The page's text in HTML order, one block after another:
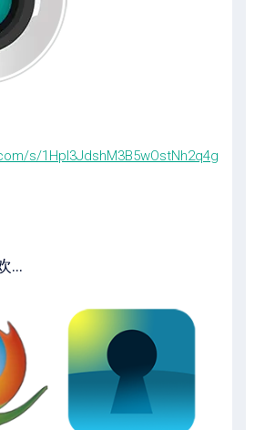
s/1Hpl3JdshM3B5wOstNh2q4g
...